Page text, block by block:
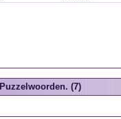
Puzzelwoorden. (7)